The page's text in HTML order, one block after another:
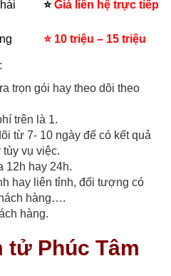
⭐Giá liên hệ trực tiếp
⭐10 triệu – 15 triệu
trọn gói hay theo dõi theo
trên là 1.
từ 7- 10 ngày để có kết quả
tùy vụ việc.
12h hay 24h.
hay liên tỉnh, đối tượng có
hàng….
hàng.
tử Phúc Tâm